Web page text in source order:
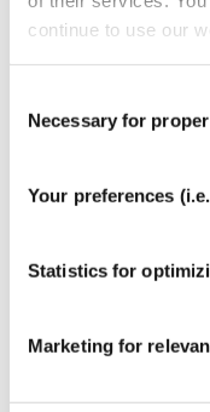
continue to use our
Selection
Necessary for
Your preferences
Statistics for
Marketing for
Nuestros
populares